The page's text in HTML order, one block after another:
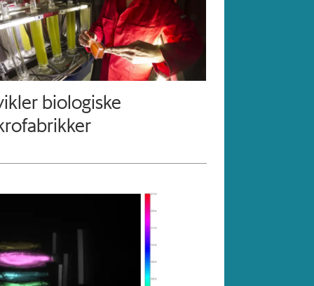
biologiske